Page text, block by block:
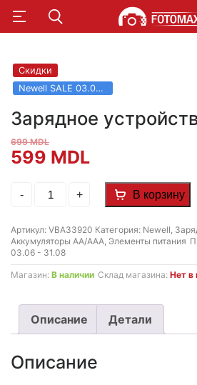
Скидки
Newell SALE 03.06 - 31.08
Зарядное
699MDL
Первоначальная
составляла
699 MDL.
599 MDLТекущая
цена:
599 MDL.
-
Количество
товара
Newell
С8
+ В корзину
Артикул: VBA33920 Категория: Newell,
Аккумуляторы АА/ААА, Элементы питания
03.06 - 31.08
Магазин: В наличии Склад магазина: Нет в
Описание Детали
Описание